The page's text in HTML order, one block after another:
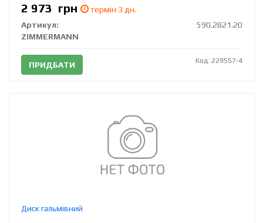
2 973 грн
термін 3 дн.
Артикул:
590.2821.20
ZIMMERMANN
ПРИДБАТИ Код: 229557-4
Диск гальмівний